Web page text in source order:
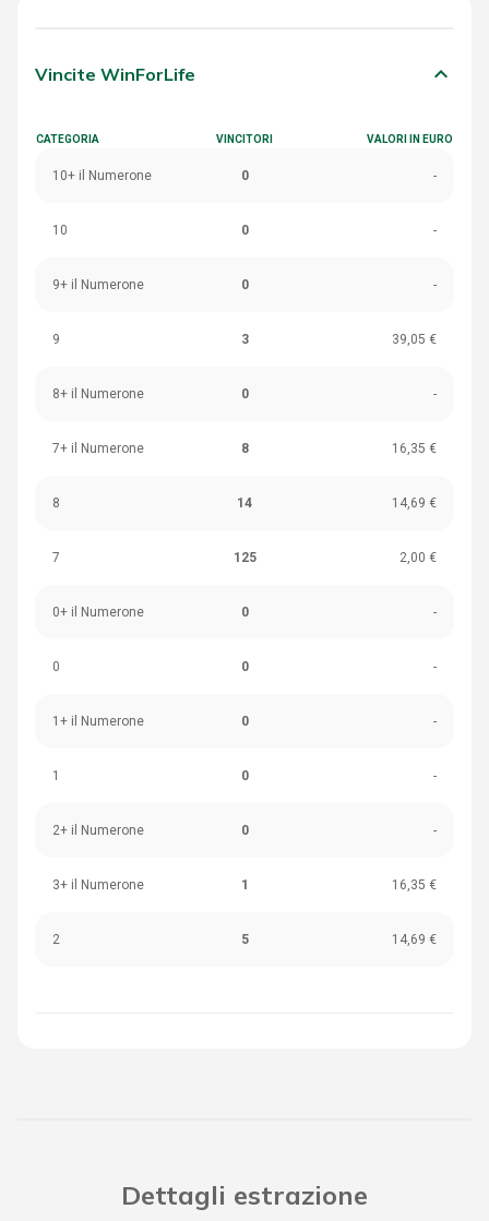
Vincite WinForLife keyboard_arrow_down
CATEGORIA VINCITORI VALORI IN EURO
10+ il Numerone 0 -
10 0 -
9+ il Numerone 0 -
9 3 39,05 €
8+ il Numerone 0 -
7+ il Numerone 8 16,35 €
8 14 14,69 €
7 125 2,00 €
0+ il Numerone 0 -
0 0 -
1+ il Numerone 0 -
1 0 -
2+ il Numerone 0 -
3+ il Numerone 1 16,35 €
2 5 14,69 €
Dettagli estrazione